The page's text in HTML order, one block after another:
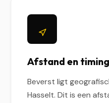
Afstand en timing
Beverst ligt
Hasselt. Dit is een